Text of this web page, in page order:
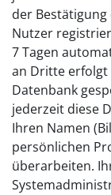
der Bestätigung
Nutzer
7 Tagen
an Dritte erfolgt
Datenbank
jederzeit diese
Ihren Namen
persönlichen
überarbeiten.